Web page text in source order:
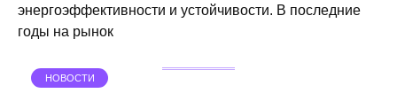
энергоэффективности и устойчивости. В последние
годы на рынок
НОВОСТИ